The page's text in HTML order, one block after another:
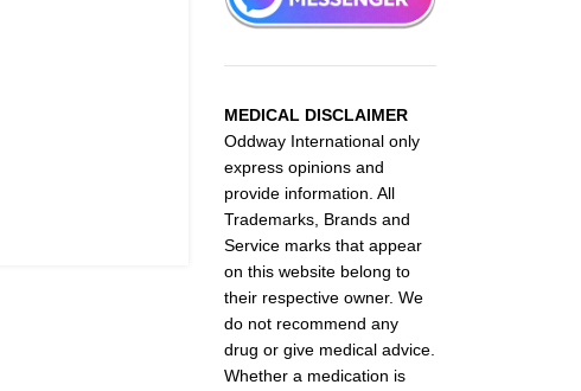
MEDICAL DISCLAIMER
Oddway International only
express opinions and
provide information. All
Trademarks, Brands and
Service marks that appear
on this website belong to
their respective owner. We
do not recommend any
drug or give medical advice.
Whether a medication is